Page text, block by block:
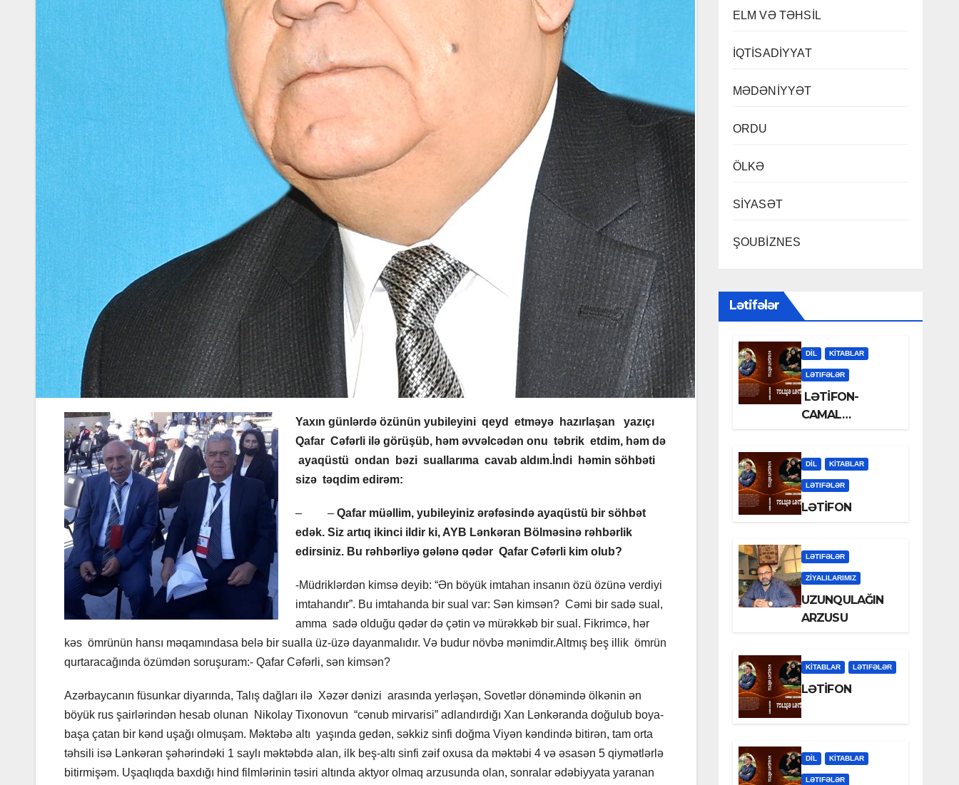
Yaxın günlərdə özünün yubileyini qeyd etməyə hazırlaşan yazıçı
Qafar Cəfərli ilə görüşüb, həm əvvəlcədən onu təbrik etdim, həm də
ayaqüstü ondan bəzi suallarıma cavab aldım.İndi həmin söhbəti
sizə təqdim edirəm:
– – Qafar müəllim, yubileyiniz ərəfəsində ayaqüstü bir söhbət
edək. Siz artıq ikinci ildir ki, AYB Lənkəran Bölməsinə rəhbərlik
edirsiniz. Bu rəhbərliyə gələnə qədər Qafar Cəfərli kim olub?
-Müdriklərdən kimsə deyib: “Ən böyük imtahan insanın özü özünə verdiyi
imtahandır”. Bu imtahanda bir sual var: Sən kimsən? Cəmi bir sadə sual,
amma sadə olduğu qədər də çətin və mürəkkəb bir sual. Fikrimcə, hər
kəs ömrünün hansı məqamındasa belə bir sualla üz-üzə dayanmalıdır. Və budur növbə mənimdir.Altmış beş illik ömrün
qurtaracağında özümdən soruşuram:- Qafar Cəfərli, sən kimsən?
Azərbaycanın füsunkar diyarında, Talış dağları ilə Xəzər dənizi arasında yerləşən, Sovetlər dönəmində ölkənin ən
böyük rus şairlərindən hesab olunan Nikolay Tixonovun “cənub mirvarisi” adlandırdığı Xan Lənkəranda doğulub boya-
başa çatan bir kənd uşağı olmuşam. Məktəbə altı yaşında gedən, səkkiz sinfi doğma Viyən kəndində bitirən, tam orta
təhsili isə Lənkəran şəhərindəki 1 saylı məktəbdə alan, ilk beş-altı sinfi zəif oxusa da məktəbi 4 və əsasən 5 qiymətlərlə
bitirmişəm. Uşaqlıqda baxdığı hind filmlərinin təsiri altında aktyor olmaq arzusunda olan, sonralar ədəbiyyata yaranan
ELM VƏ TƏHSİL
İQTİSADİYYAT
MƏDƏNİYYƏT
ORDU
ÖLKƏ
SİYASƏT
ŞOUBİZNES
Lətifələr
DİL KİTABLAR
LƏTIFƏLƏR
LƏTİFON-
CAMAL
DİL KİTABLAR
LƏTIFƏLƏR
LƏTİFON
LƏTIFƏLƏR
ZİYALILARIMIZ
UZUNQULAĞIN
ARZUSU
KİTABLAR LƏTIFƏLƏR
LƏTİFON
DİL KİTABLAR
LƏTIFƏLƏR